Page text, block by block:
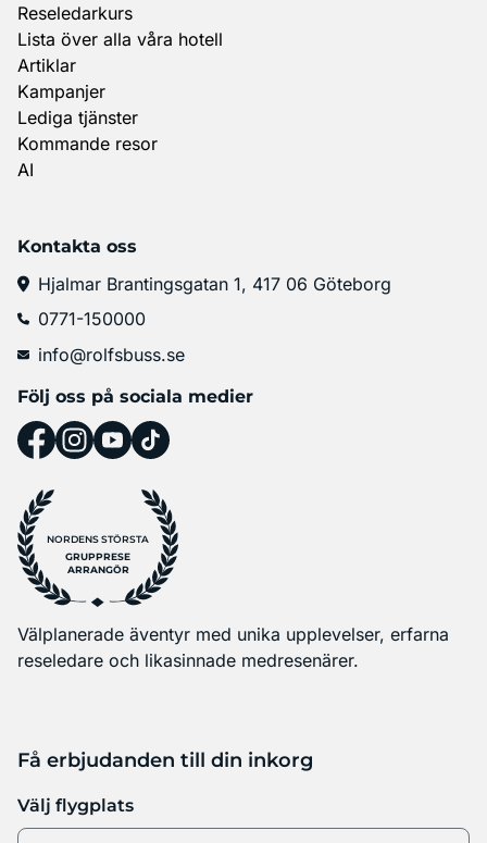
Reseledarkurs
Lista över alla våra hotell
Artiklar
Kampanjer
Lediga tjänster
Kommande resor
AI
Kontakta oss
Hjalmar Brantingsgatan 1, 417 06 Göteborg
0771-150000
info@rolfsbuss.se
Följ oss på sociala medier
NORDENS STÖRSTA
GRUPPRESE
ARRANGÖR
Välplanerade äventyr med unika upplevelser, erfarna
reseledare och likasinnade medresenärer.
Få erbjudanden till din inkorg
Välj flygplats